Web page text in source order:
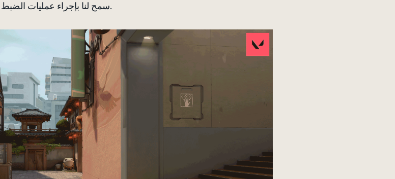
سمح لنا بإجراء عمليات الضبط في المرحلة التي سبقت إطلاق اللعبة الرسمي.